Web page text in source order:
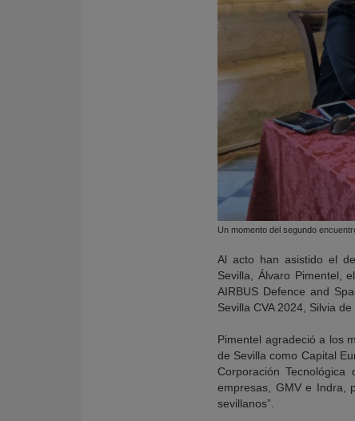
Un momento del segundo
Al acto han asistido el
Sevilla, Álvaro Pimentel,
AIRBUS Defence and
Sevilla CVA 2024, Silvia de
Pimentel agradeció a los
de Sevilla como Capital
Corporación
empresas, GMV e Indra,
sevillanos”.